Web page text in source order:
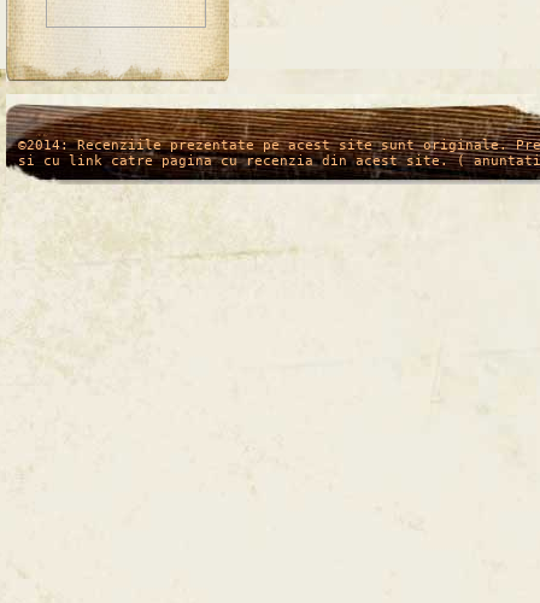
/* */
©2014: Recenziile prezentate pe acest site sunt originale.
si cu link catre pagina cu recenzia din acest site. (